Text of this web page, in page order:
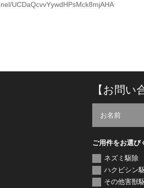
UCDaQcvvYywdHPsMck8mjAHA
【お問い
ご用件をお選び
ネズミ駆除
ハクビシン
その他害獣